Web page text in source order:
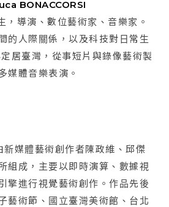
BONACCORSI
導演、數位藝術家、音樂家。
的人際關係，以及科技對日常生
居臺灣，從事短片與錄像藝術製
媒體音樂表演。
新媒體藝術創作者陳政維、邱傑
組成，主要以即時演算、數據視
擎進行視覺藝術創作。作品先後
藝術節、國立臺灣美術館、台北